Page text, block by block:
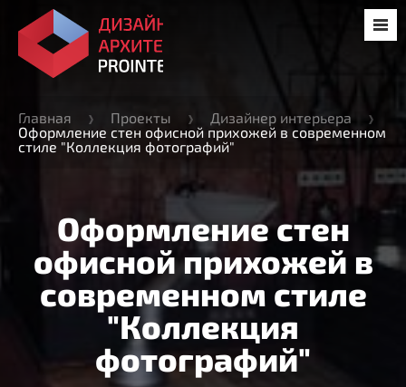
Главная Проекты
Дизайнер интерьера
Оформление стен офисной прихожей в современном
стиле "Коллекция фотографий"
Оформление стен
офисной прихожей в
современном стиле
"Коллекция
фотографий"